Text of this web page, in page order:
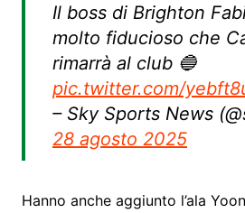
Il boss di Brighton
molto fiducioso che
rimarrà al club 🔵
pic.twitter.com/
– Sky Sports News
28 agosto 2025
Hanno anche aggiunto l’ala